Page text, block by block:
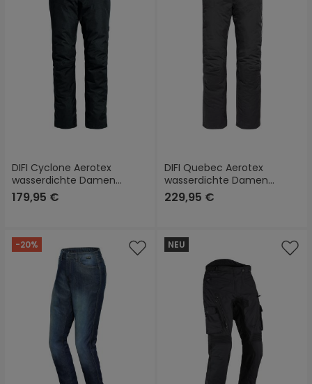
DIFI Cyclone Aerotex
wasserdichte Damen
Motorrad Textilhose Kurz
179,95 €
DIFI Quebec Aerotex
wasserdichte Damen
Motorrad Textilhose
229,95 €
-20% NEU